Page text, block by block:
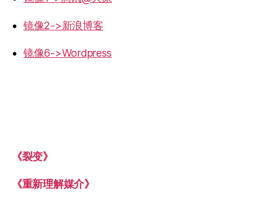
镜像2->新浪博客
镜像6->Wordpress
《裂变》
《重新理解媒介》